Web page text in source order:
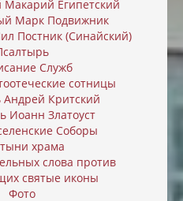
Египетский
Марк Подвижник
Постник (Синайский)
Служб
сотницы
Андрей Критский
Иоанн Златоуст
Соборы
храма
слова против
святые иконы
Фото